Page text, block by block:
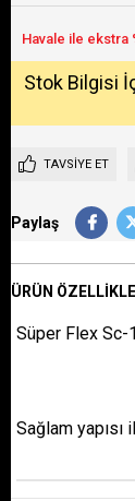
Stok Bilgisi
TAVSIYE ET
Paylaş
ÜRÜN
Süper Flex Sc-
Sağlam yapısı